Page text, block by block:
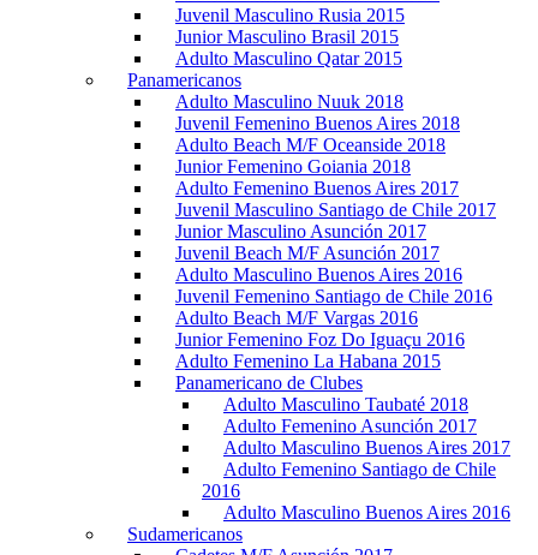
Juvenil Masculino Rusia 2015
Junior Masculino Brasil 2015
Adulto Masculino Qatar 2015
Panamericanos
Adulto Masculino Nuuk 2018
Juvenil Femenino Buenos Aires 2018
Adulto Beach M/F Oceanside 2018
Junior Femenino Goiania 2018
Adulto Femenino Buenos Aires 2017
Juvenil Masculino Santiago de Chile 2017
Junior Masculino Asunción 2017
Juvenil Beach M/F Asunción 2017
Adulto Masculino Buenos Aires 2016
Juvenil Femenino Santiago de Chile 2016
Adulto Beach M/F Vargas 2016
Junior Femenino Foz Do Iguaçu 2016
Adulto Femenino La Habana 2015
Panamericano de Clubes
Adulto Masculino Taubaté 2018
Adulto Femenino Asunción 2017
Adulto Masculino Buenos Aires 2017
Adulto Femenino Santiago de Chile
2016
Adulto Masculino Buenos Aires 2016
Sudamericanos